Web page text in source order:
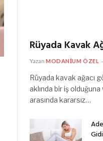
Rüyada Kavak
Yazan MODANIUM ÖZEL
Rüyada kavak ağacı
aklında bir iş
arasında kararsız…